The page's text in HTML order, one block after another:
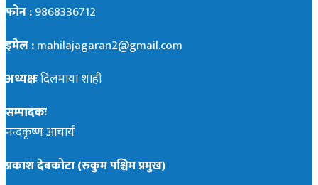
फोन :9868336712
इमेल :mahilajagaran2@gmail.com
अध्यक्षःदिलमाया शाही
सम्पादकः
नन्दकृष्ण आचार्य
प्रकाश देबकोटा (रुकुम पश्चिम प्रमुख)